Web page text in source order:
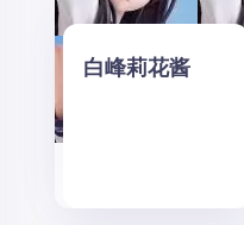
白峰莉花酱